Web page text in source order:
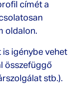
címét a
oldalon.
igénybe vehet
összefüggő
stb.).